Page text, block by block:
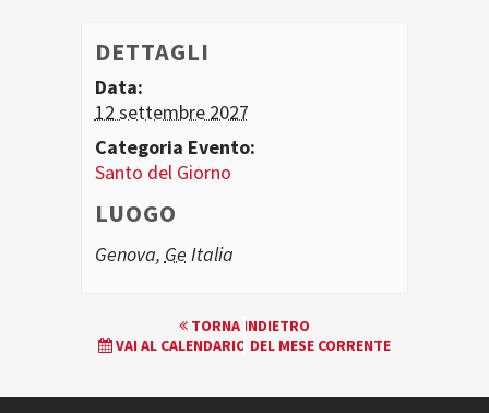
DETTAGLI
Data:
12 settembre 2027
Categoria Evento:
Santo del Giorno
LUOGO
Genova, Ge Italia
EVENTO
NAVIGATION
TORNA INDIETRO
VAI AL CALENDARIO DEL MESE CORRENTE